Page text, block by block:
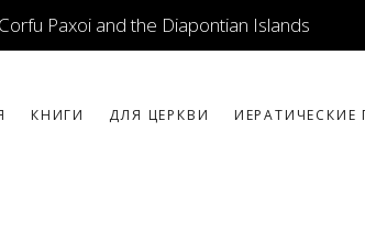
Paxoi and the Diapontian Islands
КНИГИ ДЛЯ ЦЕРКВИ ИЕРАТИЧЕСКИЕ